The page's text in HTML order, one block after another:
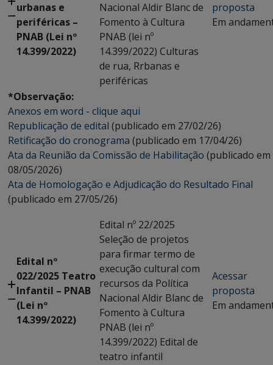
urbanas e
periféricas –
PNAB (Lei nº
14.399/2022)
Nacional Aldir Blanc de
Fomento à Cultura
PNAB (lei nº
14.399/2022) Culturas
de rua, Rrbanas e
periféricas
proposta
Em
*Observação:
Anexos em word - clique aqui
Republicação de edital (publicado em 27/02/26)
Retificação do cronograma (publicado em 17/04/26)
Ata da Reunião da Comissão de Habilitação (publicado em
08/05/2026)
Ata de Homologação e Adjudicação do Resultado Final
(publicado em 27/05/26)
Edital nº
022/2025 Teatro
Infantil – PNAB
(Lei nº
14.399/2022)
Edital nº 22/2025
Seleção de projetos
para firmar termo de
execução cultural com
recursos da Política
Nacional Aldir Blanc de
Fomento à Cultura
PNAB (lei nº
14.399/2022) Edital de
teatro infantil
Acessar
proposta
Em